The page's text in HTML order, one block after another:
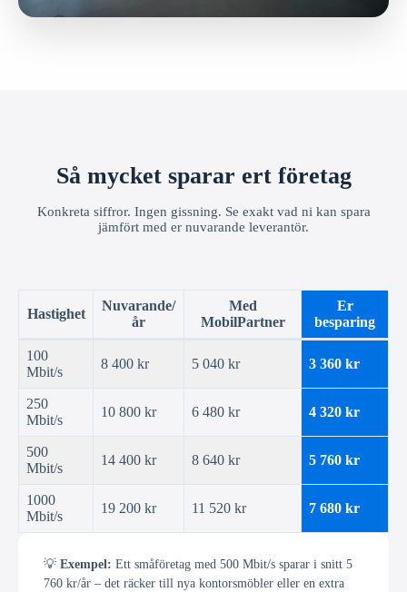
Så mycket sparar ert företag
Konkreta siffror. Ingen gissning. Se exakt vad ni kan spara
jämfört med er nuvarande leverantör.
Hastighet
Nuvarande/
år
Med
MobilPartner
Er
besparing
100
Mbit/s
8 400 kr 5 040 kr 3 360 kr
250
Mbit/s
10 800 kr 6 480 kr 4 320 kr
500
Mbit/s
14 400 kr 8 640 kr 5 760 kr
1000
Mbit/s
19 200 kr 11 520 kr 7 680 kr
💡Exempel: Ett småföretag med 500 Mbit/s sparar i snitt 5
760 kr/år – det räcker till nya kontorsmöbler eller en extra